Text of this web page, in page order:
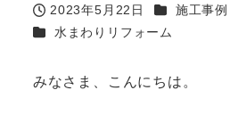
投稿日
2023年5月22日 カテゴリー
施工事例
カテゴリー
水まわりリフォーム
みなさま、こんにちは。